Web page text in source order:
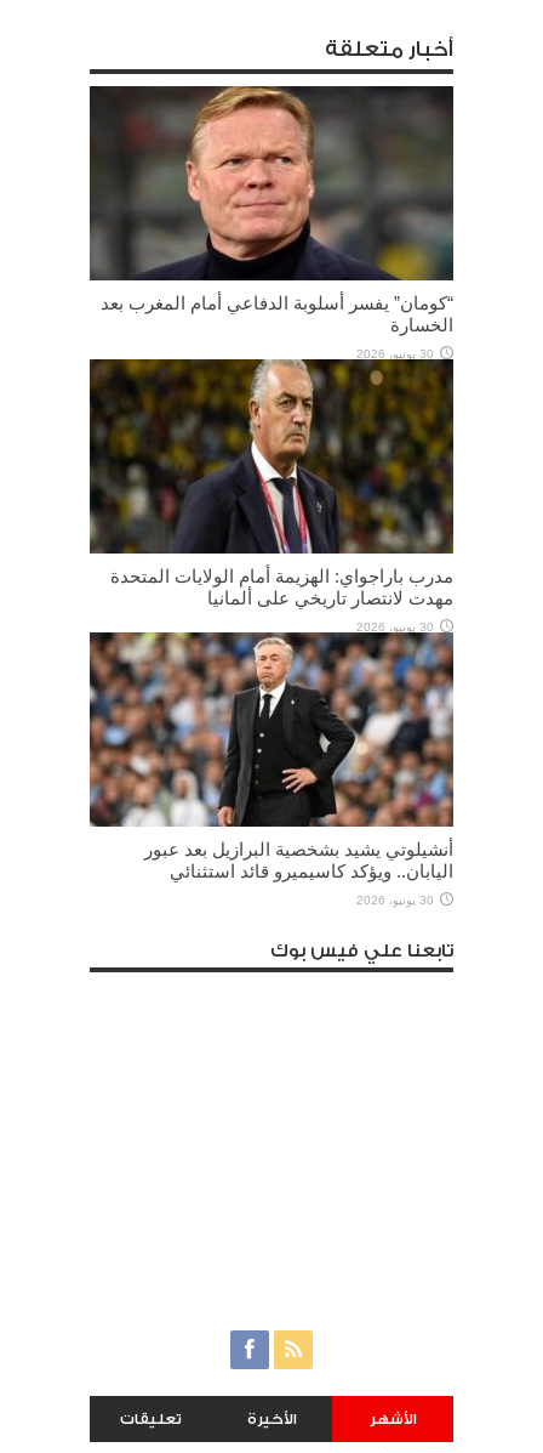
أخبار متعلقة
“كومان” يفسر أسلوبة الدفاعي أمام المغرب بعد
الخسارة
30 يونيو، 2026
مدرب باراجواي: الهزيمة أمام الولايات المتحدة
مهدت لانتصار تاريخي على ألمانيا
30 يونيو، 2026
أنشيلوتي يشيد بشخصية البرازيل بعد عبور
اليابان.. ويؤكد كاسيميرو قائد استثنائي
30 يونيو، 2026
تابعنا علي فيس بوك
الأشهر الأخيرة تعليقات